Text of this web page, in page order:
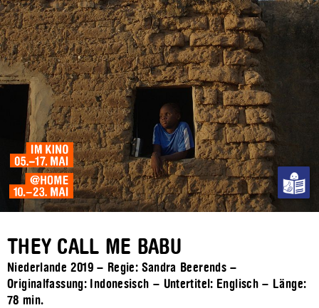
THEY CALL ME BABU
Niederlande 2019 – Regie: Sandra Beerends –
Originalfassung: Indonesisch – Untertitel: Englisch – Länge:
78 min.